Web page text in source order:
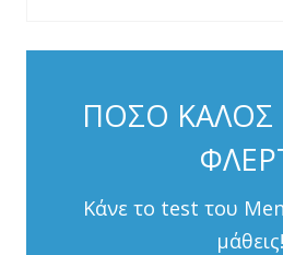
ΠΟΣΟ ΚΑΛΟΣ
Κάνε το test του
μάθεις!